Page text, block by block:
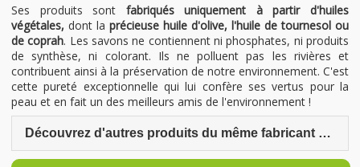
Ses produits sont fabriqués uniquement à partir d'huiles
végétales, dont la précieuse huile d'olive, l'huile de tournesol ou
de coprah. Les savons ne contiennent ni phosphates, ni produits
de synthèse, ni colorant. Ils ne polluent pas les rivières et
contribuent ainsi à la préservation de notre environnement. C'est
cette pureté exceptionnelle qui lui confère ses vertus pour la
peau et en fait un des meilleurs amis de l'environnement !
Découvrez d'autres produits du même fabricant Marius Fabre